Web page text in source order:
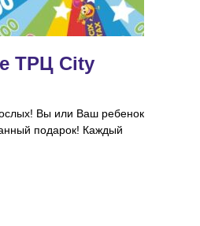
ТРЦ City
Вы или Ваш ребенок
подарок! Каждый